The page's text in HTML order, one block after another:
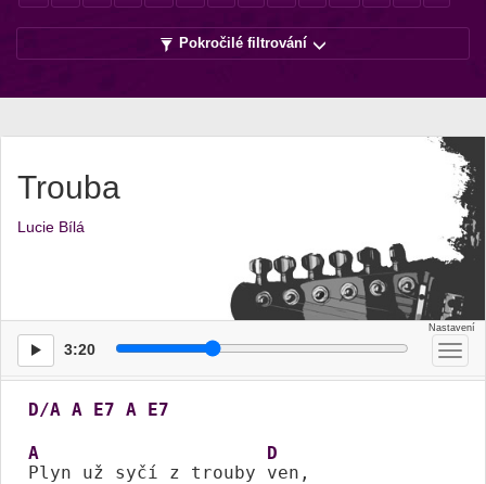
Pokročilé filtrování
Trouba
Lucie Bílá
3:20
D/A A E7 A E7
A
Plyn už syčí z trouby
D
ven,